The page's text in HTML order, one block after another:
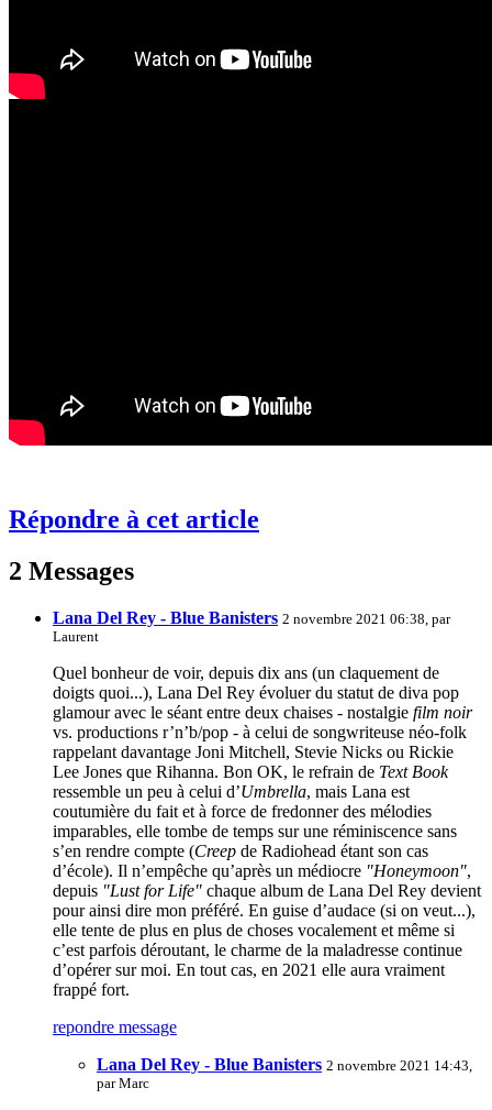
Répondre à cet article
2 Messages
Lana Del Rey - Blue Banisters 2 novembre 2021 06:38, par
Laurent
Quel bonheur de voir, depuis dix ans (un claquement de
doigts quoi...), Lana Del Rey évoluer du statut de diva pop
glamour avec le séant entre deux chaises - nostalgie film noir
vs. productions r’n’b/pop - à celui de songwriteuse néo-folk
rappelant davantage Joni Mitchell, Stevie Nicks ou Rickie
Lee Jones que Rihanna. Bon OK, le refrain de Text Book
ressemble un peu à celui d’Umbrella, mais Lana est
coutumière du fait et à force de fredonner des mélodies
imparables, elle tombe de temps sur une réminiscence sans
s’en rendre compte (Creep de Radiohead étant son cas
d’école). Il n’empêche qu’après un médiocre "Honeymoon",
depuis "Lust for Life" chaque album de Lana Del Rey devient
pour ainsi dire mon préféré. En guise d’audace (si on veut...),
elle tente de plus en plus de choses vocalement et même si
c’est parfois déroutant, le charme de la maladresse continue
d’opérer sur moi. En tout cas, en 2021 elle aura vraiment
frappé fort.
repondre message
Lana Del Rey - Blue Banisters 2 novembre 2021 14:43,
parMarc